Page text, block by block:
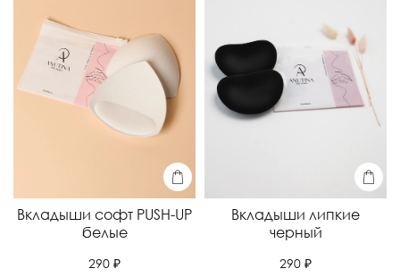
Вкладыши софт PUSH-UP
белые
290 ₽
Вкладыши липкие
черный
290 ₽